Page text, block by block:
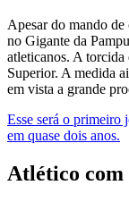
Apesar do mando
no Gigante da
atleticanos. A
Superior. A medida
em vista a grande
Esse será o primeiro
em quase dois anos.
Atlético